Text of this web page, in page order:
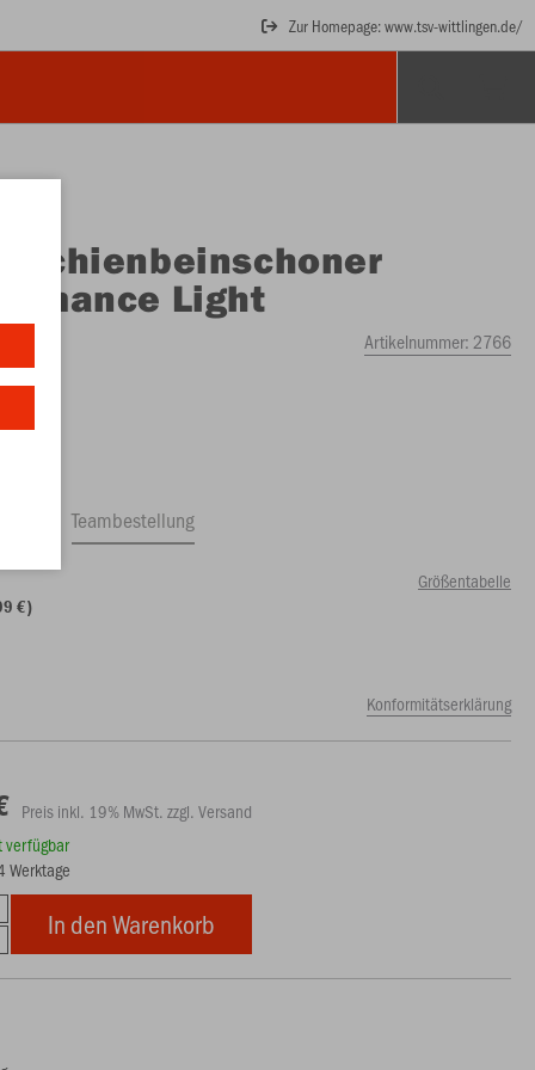
Zur Homepage: www.tsv-wittlingen.de/
Schienbeinschoner
Light
Artikelnummer: 2766
Teambestellung
Größentabelle
€)
Konformitätserklärung
Preis inkl. 19% MwSt. zzgl. Versand
verfügbar
Werktage
In den Warenkorb